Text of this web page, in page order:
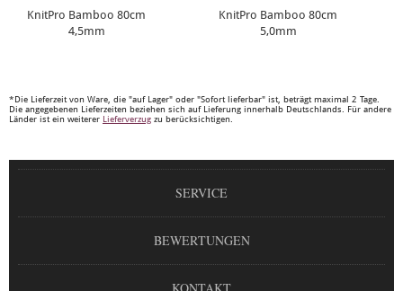
KnitPro Bamboo 80cm
4,5mm
KnitPro Bamboo 80cm
5,0mm
*Die Lieferzeit von Ware, die "auf Lager" oder "Sofort lieferbar" ist, beträgt maximal 2 Tage.
Die angegebenen Lieferzeiten beziehen sich auf Lieferung innerhalb Deutschlands. Für andere
Länder ist ein weiterer Lieferverzug zu berücksichtigen.
SERVICE
BEWERTUNGEN